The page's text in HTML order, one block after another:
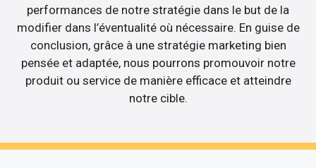
performances de notre stratégie dans le but de la
modifier dans l’éventualité où nécessaire. En guise de
conclusion, grâce à une stratégie marketing bien
pensée et adaptée, nous pourrons promouvoir notre
produit ou service de manière efficace et atteindre
notre cible.